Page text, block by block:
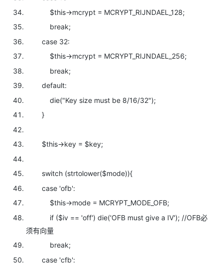
$this->mcrypt = MCRYPT_RIJNDAEL_128;
break;
case 32:
$this->mcrypt = MCRYPT_RIJNDAEL_256;
break;
default:
die("Key size must be 8/16/32");
}
$this->key = $key;
switch (strtolower($mode)){
case 'ofb':
$this->mode = MCRYPT_MODE_OFB;
if ($iv == 'off') die('OFB must give a IV'); //OFB必
须有向量
break;
case 'cfb':